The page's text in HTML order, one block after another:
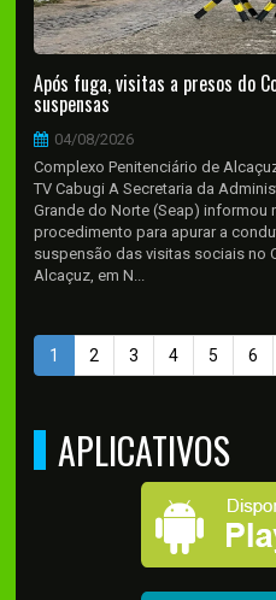
Após fuga, visitas a presos do
suspensas
04/08/2026
Complexo Penitenciário de
TV Cabugi A Secretaria da
Grande do Norte (Seap) informou
procedimento para apurar a
suspensão das visitas sociais no
Alcaçuz, em N...
1 2 3 4 5 6
APLICATIVOS